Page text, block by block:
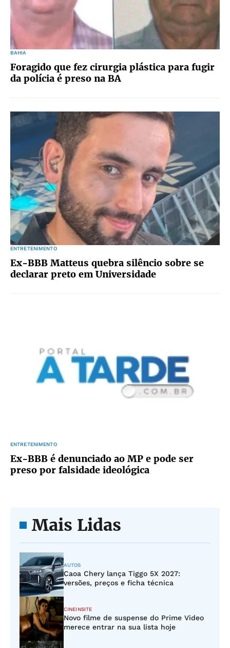
BAHIA
Foragido que fez cirurgia plástica para fugir
da polícia é preso na BA
ENTRETENIMENTO
Ex-BBB Matteus quebra silêncio sobre se
declarar preto em Universidade
ENTRETENIMENTO
Ex-BBB é denunciado ao MP e pode ser
preso por falsidade ideológica
Mais Lidas
AUTOS
Caoa Chery lança Tiggo 5X 2027:
versões, preços e ficha técnica
CINEINSITE
Novo filme de suspense do Prime Video
merece entrar na sua lista hoje